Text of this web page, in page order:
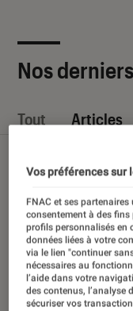
Nos
Tout Articles
Vos préférences sur
FNAC et ses
consentement à des
profils personnalisés en
données liées à votre
via le lien "continuer
nécessaires au
l’aide dans votre
des contenus, l’analyse
sécuriser vos